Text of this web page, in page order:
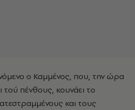
ο Καμμένος, που, την ώρα
πένθους, κουνάει το
και τους